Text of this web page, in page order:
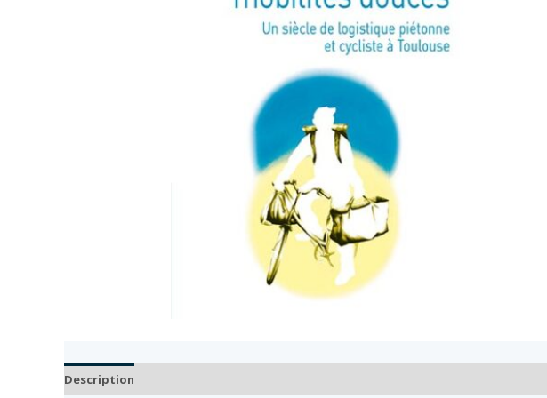
Description